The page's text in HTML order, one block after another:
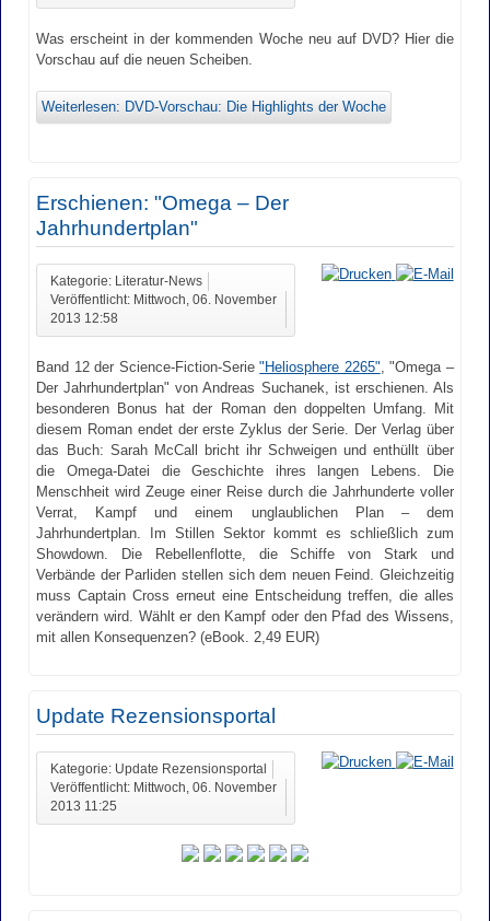
Was erscheint in der kommenden Woche neu auf DVD? Hier die
Vorschau auf die neuen Scheiben.
Weiterlesen: DVD-Vorschau: Die Highlights der Woche
Erschienen: "Omega – Der
Jahrhundertplan"
Kategorie: Literatur-News
Veröffentlicht: Mittwoch, 06. November
2013 12:58
Band 12 der Science-Fiction-Serie"Heliosphere 2265" , "Omega –
Der Jahrhundertplan" von Andreas Suchanek, ist erschienen. Als
besonderen Bonus hat der Roman den doppelten Umfang. Mit
diesem Roman endet der erste Zyklus der Serie. Der Verlag über
das Buch: Sarah McCall bricht ihr Schweigen und enthüllt über
die Omega-Datei die Geschichte ihres langen Lebens. Die
Menschheit wird Zeuge einer Reise durch die Jahrhunderte voller
Verrat, Kampf und einem unglaublichen Plan – dem
Jahrhundertplan. Im Stillen Sektor kommt es schließlich zum
Showdown. Die Rebellenflotte, die Schiffe von Stark und
Verbände der Parliden stellen sich dem neuen Feind. Gleichzeitig
muss Captain Cross erneut eine Entscheidung treffen, die alles
verändern wird. Wählt er den Kampf oder den Pfad des Wissens,
mit allen Konsequenzen? (eBook. 2,49 EUR)
Update Rezensionsportal
Kategorie: Update Rezensionsportal
Veröffentlicht: Mittwoch, 06. November
2013 11:25